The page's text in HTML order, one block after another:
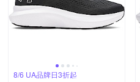
8/6 UA品牌日3折起